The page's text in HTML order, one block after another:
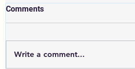
ADENOMIOZA
Comments
Write a comment...